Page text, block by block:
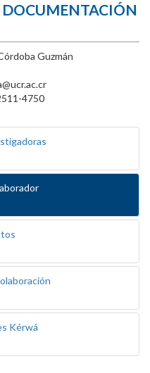
Guzmán
4750
Kérwá